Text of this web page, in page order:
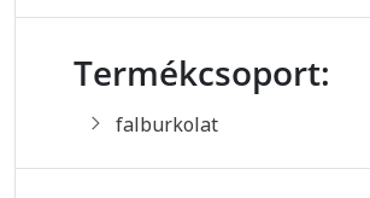
Termékcsoport:
falburkolat